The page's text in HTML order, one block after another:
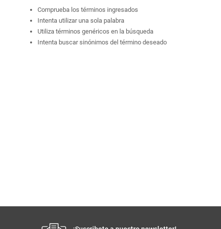
Comprueba los términos ingresados
Intenta utilizar una sola palabra
Utiliza términos genéricos en la búsqueda
Intenta buscar sinónimos del término deseado